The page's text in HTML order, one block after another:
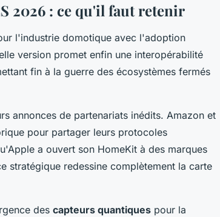
2026 : ce qu'il faut retenir
l'industrie domotique avec l'adoption
version promet enfin une interopérabilité
fin à la guerre des écosystèmes fermés
annonces de partenariats inédits. Amazon et
pour partager leurs protocoles
a ouvert son HomeKit à des marques
stratégique redessine complètement la carte
des capteurs quantiques pour la